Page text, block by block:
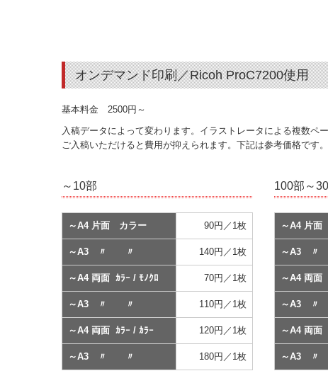
オンデマンド印刷／Ricoh ProC7200使用
基本料金 2500円～
入稿データによって変わります。イラストレータによる複数
ご入稿いただけると費用が抑えられます。下記は参考価格です
～10部
～A4 片面 カラー 90円／1枚
～A3 〃 〃 140円／1枚
～A4 両面 ｶﾗｰ / ﾓﾉｸﾛ 70円／1枚
～A3 〃 〃 110円／1枚
～A4 両面 ｶﾗｰ / ｶﾗｰ 120円／1枚
～A3 〃 〃 180円／1枚
100部～
～A4 片
～A3
～A4 両面
～A3
～A4 両面
～A3